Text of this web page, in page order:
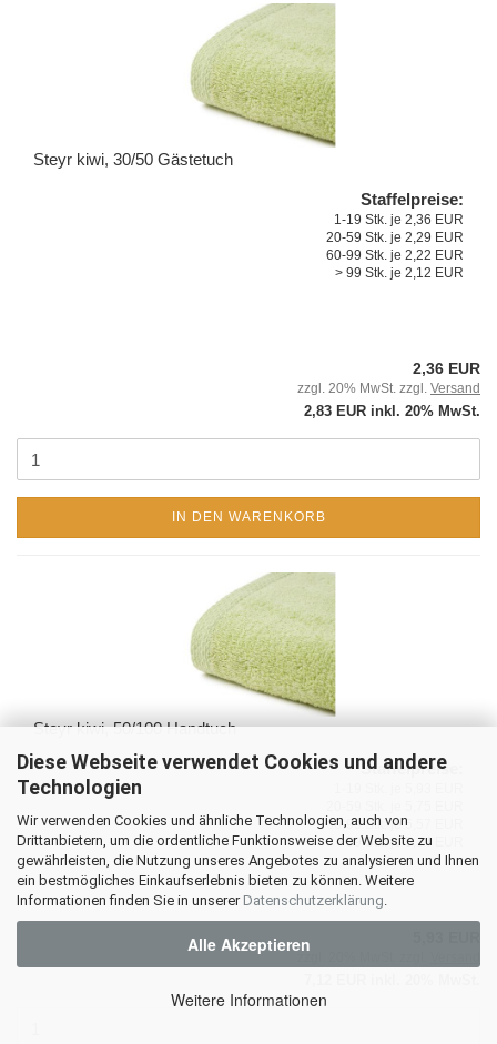
Diese Webseite verwendet Cookies und andere
Technologien
Wir verwenden Cookies und ähnliche Technologien, auch von
Drittanbietern, um die ordentliche Funktionsweise der Website zu
gewährleisten, die Nutzung unseres Angebotes zu analysieren und Ihnen
ein bestmögliches Einkaufserlebnis bieten zu können. Weitere
Informationen finden Sie in unserer Datenschutzerklärung.
Alle Akzeptieren
Weitere Informationen
Steyr kiwi, 30/50 Gästetuch
Staffelpreise:
1-19 Stk. je 2,36 EUR
20-59 Stk. je 2,29 EUR
60-99 Stk. je 2,22 EUR
> 99 Stk. je 2,12 EUR
2,36 EUR
zzgl. 20% MwSt. zzgl. Versand
2,83 EUR inkl. 20% MwSt.
IN DEN WARENKORB
Steyr kiwi, 50/100 Handtuch
Staffelpreise:
60-99 Stk. je 5,57 EUR
> 99 Stk. je 5,34 EUR